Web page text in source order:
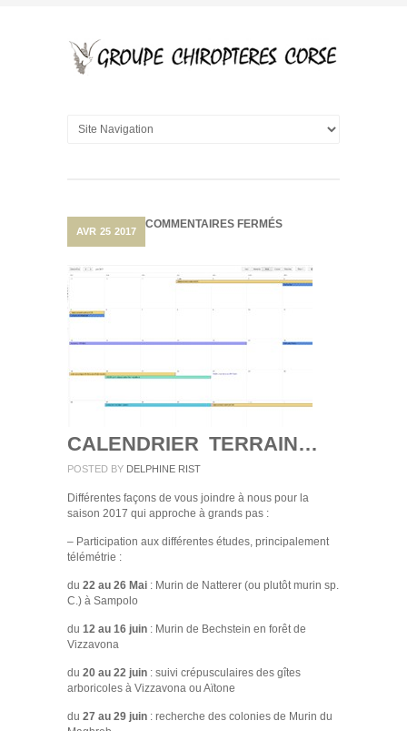
AVR 25 2017
COMMENTAIRES FERMÉSSUR
CALENDRIER TERRAIN…
POSTED BY DELPHINE RIST
Différentes façons de vous joindre à nous pour la
saison 2017 qui approche à grands pas :
– Participation aux différentes études, principalement
télémétrie :
du 22 au 26 Mai : Murin de Natterer (ou plutôt murin sp.
C.) à Sampolo
du 12 au 16 juin : Murin de Bechstein en forêt de
Vizzavona
du 20 au 22 juin : suivi crépusculaires des gîtes
arboricoles à Vizzavona ou Aïtone
du 27 au 29 juin : recherche des colonies de Murin du